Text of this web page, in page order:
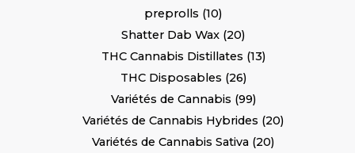
preprolls 10
Shatter Dab Wax 20
THC Cannabis Distillates 13
THC Disposables 26
Variétés de Cannabis 99
Variétés de Cannabis Hybrides 20
Variétés de Cannabis Sativa 20